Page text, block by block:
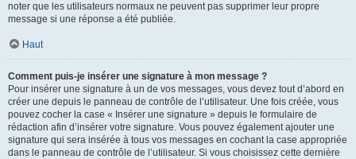
noter que les utilisateurs normaux ne peuvent pas supprimer leur propre
message si une réponse a été publiée.
Haut
Comment puis-je insérer une signature à mon message ?
Pour insérer une signature à un de vos messages, vous devez tout d’abord en
créer une depuis le panneau de contrôle de l’utilisateur. Une fois créée, vous
pouvez cocher la case « Insérer une signature » depuis le formulaire de
rédaction afin d’insérer votre signature. Vous pouvez également ajouter une
signature qui sera insérée à tous vos messages en cochant la case appropriée
dans le panneau de contrôle de l’utilisateur. Si vous choisissez cette dernière